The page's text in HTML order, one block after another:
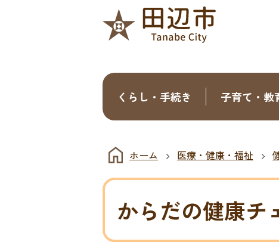
くらし・手続き 子育て・教
ホーム 医療・健康・福祉
からだの健康チ